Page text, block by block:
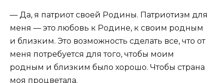
— Да, я патриот своей Родины. Патриотизм для
меня — это любовь к Родине, к своим родным
и близким. Это возможность сделать все, что от
меня потребуется для того, чтобы моим
родным и близким было хорошо. Чтобы страна
моя процветала.